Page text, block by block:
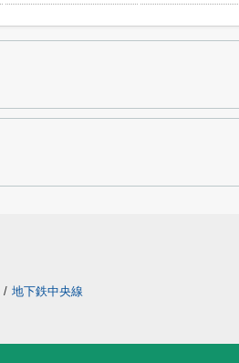
/ 地下鉄中央線